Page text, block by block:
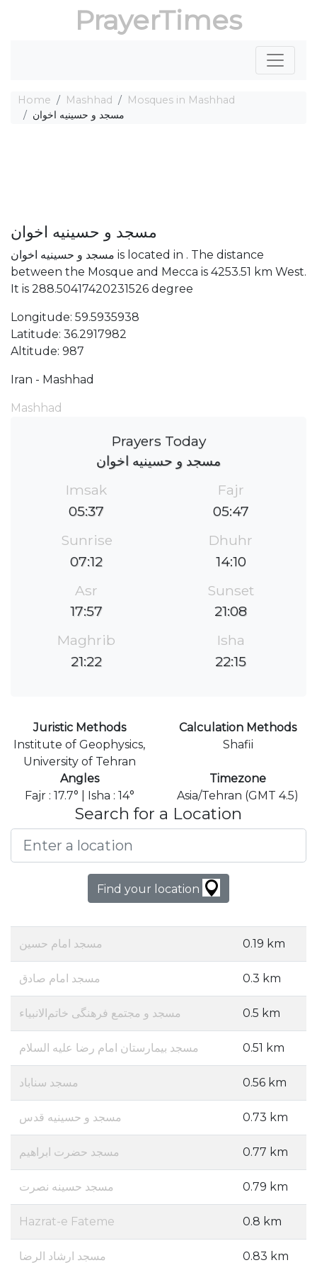
PrayerTimes
Home Mashhad
Mosques in Mashhad
مسجد و حسینیه اخوان
مسجد و حسینیه اخوان
مسجد و حسینیه اخوان is located in . The distance
between the Mosque and Mecca is 4253.51 km West.
It is 288.50417420231526 degree
Longitude: 59.5935938
Latitude: 36.2917982
Altitude: 987
Iran - Mashhad
Mashhad
Prayers Today
مسجد و حسینیه اخوان
Imsak
05:37
Fajr
05:47
Sunrise
07:12
Dhuhr
14:10
Asr
17:57
Sunset
21:08
Maghrib
21:22
Isha
22:15
Juristic Methods
Institute of Geophysics,
University of Tehran
Calculation Methods
Shafii
Angles
Fajr : 17.7° | Isha : 14°
Timezone
Asia/Tehran (GMT 4.5)
Search for a Location
Find your location
مسجد امام حسین 0.19 km
مسجد امام صادق 0.3 km
مسجد و مجتمع فرهنگی خاتم‌الانبیاء 0.5 km
مسجد بیمارستان امام رضا علیه السلام 0.51 km
مسجد سناباد 0.56 km
مسجد و حسینیه قدس 0.73 km
مسجد حضرت ابراهیم 0.77 km
مسجد حسینه نصرت 0.79 km
Hazrat-e Fateme 0.8 km
مسجد ارشاد الرضا 0.83 km